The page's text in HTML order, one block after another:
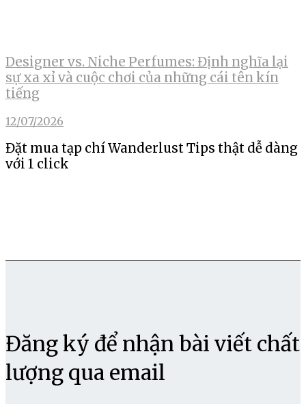
Designer vs. Niche Perfumes: Định nghĩa lại
sự xa xỉ và cuộc chơi của những cái tên kín
tiếng
12/07/2026
Đặt mua tạp chí Wanderlust Tips thật dễ dàng
với 1 click
Đăng ký để nhận bài viết chất
lượng qua email